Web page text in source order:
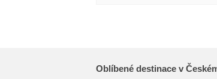
Oblíbené destinace v